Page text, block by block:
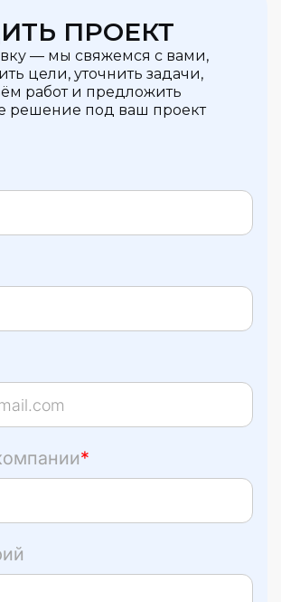
ПРОЕКТ
— мы свяжемся с вами,
цели, уточнить задачи,
работ и предложить
решение под ваш проект
*